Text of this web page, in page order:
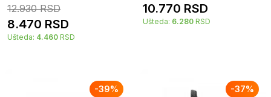
12.930RSD
8.470 RSD
Ušteda: 4.460 RSD
10.770 RSD
Ušteda: 6.280 RSD
-39% -37%